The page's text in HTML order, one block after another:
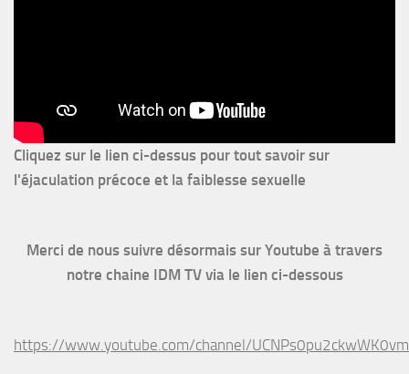
Cliquez sur le lien ci-dessus pour tout savoir sur
l'éjaculation précoce et la faiblesse sexuelle
Merci de nous suivre désormais sur Youtube à travers
notre chaine IDM TV via le lien ci-dessous
https://www.youtube.com/channel/